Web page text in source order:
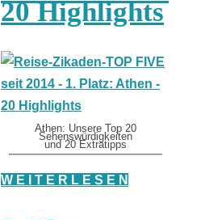
20 Highlights
Athen: Unsere Top 20
Sehenswürdigkeiten
und 20 Extratipps
W E I T E R L E S E N